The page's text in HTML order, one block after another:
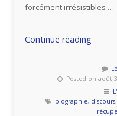
forcément irrésistibles …
Continue reading« «
3
ème…
Reich
Posted on août
biographie, discours,